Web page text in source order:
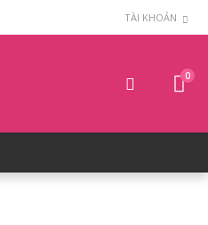
TÀI KHOẢN
0